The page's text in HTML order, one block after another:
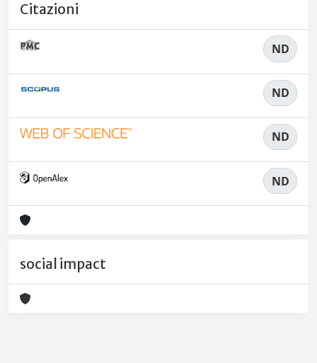
Citazioni
ND
ND
ND
ND
social impact